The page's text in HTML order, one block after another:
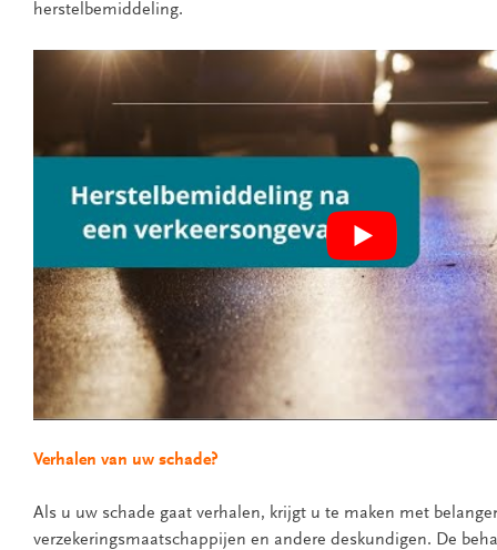
herstelbemiddeling.
Verhalen van uw schade?
Als u uw schade gaat verhalen, krijgt u te maken met
verzekeringsmaatschappijen en andere deskundigen. De